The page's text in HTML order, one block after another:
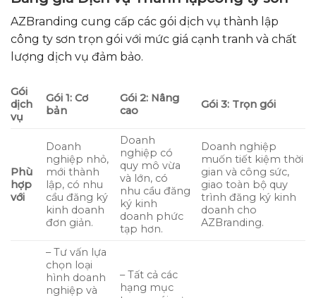
AZBranding cung cấp các gói dịch vụ thành lập
công ty sơn trọn gói với mức giá cạnh tranh và chất
lượng dịch vụ đảm bảo.
Gói
dịch
vụ
Gói 1: Cơ
bản
Gói 2: Nâng
cao
Gói 3: Trọn gói
Phù
hợp
với
Doanh
nghiệp nhỏ,
mới thành
lập, có nhu
cầu đăng ký
kinh doanh
đơn giản.
Doanh
nghiệp có
quy mô vừa
và lớn, có
nhu cầu đăng
ký kinh
doanh phức
tạp hơn.
Doanh nghiệp
muốn tiết kiệm thời
gian và công sức,
giao toàn bộ quy
trình đăng ký kinh
doanh cho
AZBranding.
– Tư vấn lựa
chọn loại
hình doanh
nghiệp và
– Tất cả các
hạng mục